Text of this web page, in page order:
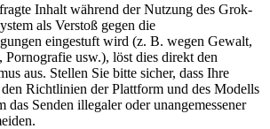
Inhalt während der Nutzung des Grok-
als Verstoß gegen die
eingestuft wird (z. B. wegen Gewalt,
Pornografie usw.), löst dies direkt den
aus. Stellen Sie bitte sicher, dass Ihre
Richtlinien der Plattform und des Modells
das Senden illegaler oder unangemessener